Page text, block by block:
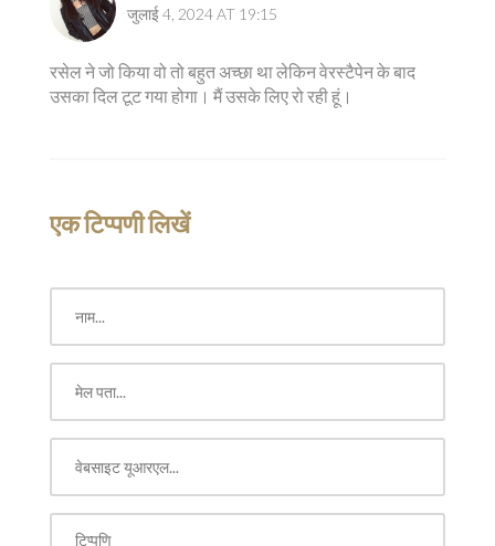
जुलाई 4, 2024 AT 19:15
रसेल ने जो किया वो तो बहुत अच्छा था लेकिन वेरस्टैपेन के बाद
उसका दिल टूट गया होगा। मैं उसके लिए रो रही हूं।
एक टिप्पणी लिखें